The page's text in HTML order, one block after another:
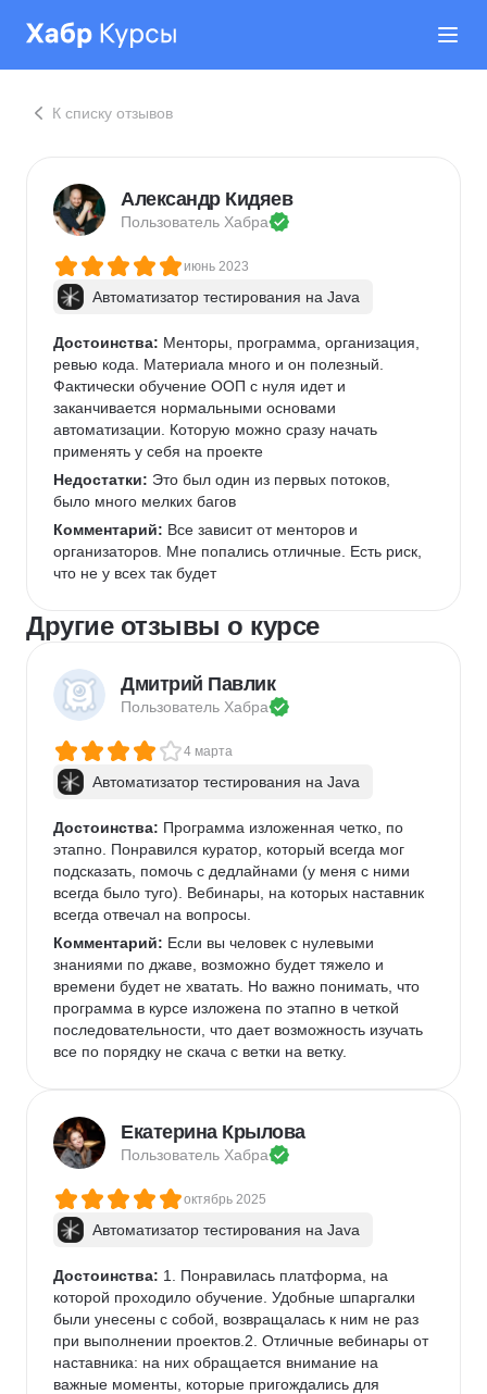
К списку отзывов
Александр Кидяев
Пользователь Хабра
июнь 2023
Автоматизатор тестирования на Java
Достоинства: Менторы, программа, организация,
ревью кода. Материала много и он полезный.
Фактически обучение ООП с нуля идет и
заканчивается нормальными основами
автоматизации. Которую можно сразу начать
применять у себя на проекте
Недостатки: Это был один из первых потоков,
было много мелких багов
Комментарий: Все зависит от менторов и
организаторов. Мне попались отличные. Есть риск,
что не у всех так будет
Другие отзывы о курсе
Дмитрий Павлик
Пользователь Хабра
4 марта
Автоматизатор тестирования на Java
Достоинства: Программа изложенная четко, по
этапно. Понравился куратор, который всегда мог
подсказать, помочь с дедлайнами (у меня с ними
всегда было туго). Вебинары, на которых наставник
всегда отвечал на вопросы.
Комментарий: Если вы человек с нулевыми
знаниями по джаве, возможно будет тяжело и
времени будет не хватать. Но важно понимать, что
программа в курсе изложена по этапно в четкой
последовательности, что дает возможность изучать
все по порядку не скача с ветки на ветку.
Екатерина Крылова
Пользователь Хабра
октябрь 2025
Автоматизатор тестирования на Java
Достоинства: 1. Понравилась платформа, на
которой проходило обучение. Удобные шпаргалки
были унесены с собой, возвращалась к ним не раз
при выполнении проектов.2. Отличные вебинары от
наставника: на них обращается внимание на
важные моменты, которые пригождались для